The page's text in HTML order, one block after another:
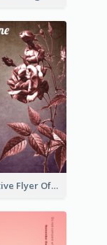
Informative Flyer Of Valentine Activities In Dark Colour Tone